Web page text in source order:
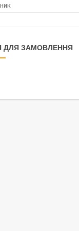
ДЛЯ ЗАМОВЛЕННЯ